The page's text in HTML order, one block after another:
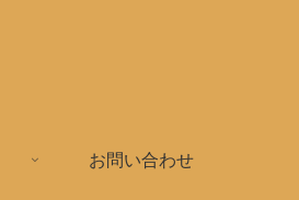
お問い合わせ